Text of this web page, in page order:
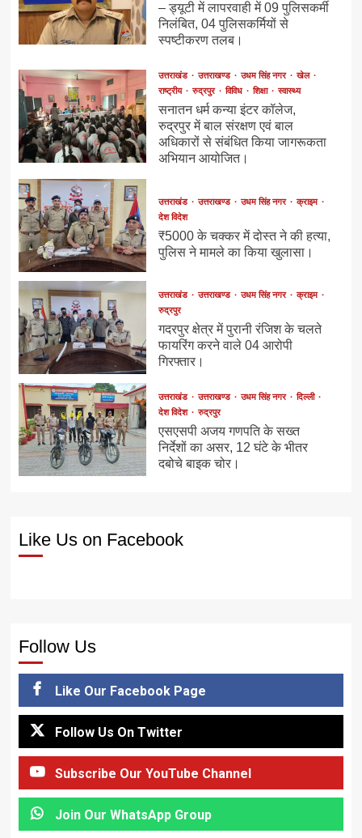
– ड्यूटी में लापरवाही में 09 पुलिसकर्मी
निलंबित, 04 पुलिसकर्मियों से
स्पष्टीकरण तलब।
उत्तराखंड उत्तराखण्ड उधम सिंह नगर
खेल
राष्ट्रीय
रुद्रपुर विविध शिक्षा स्वास्थ्य
सनातन धर्म कन्या इंटर कॉलेज,
रुद्रपुर में बाल संरक्षण एवं बाल
अधिकारों से संबंधित किया जागरूकता
अभियान आयोजित।
उत्तराखंड उत्तराखण्ड उधम सिंह नगर
क्राइम
देश विदेश
₹5000 के चक्कर में दोस्त ने की हत्या,
पुलिस ने मामले का किया खुलासा।
उत्तराखंड उत्तराखण्ड उधम सिंह नगर
क्राइम
रुद्रपुर
गदरपुर क्षेत्र में पुरानी रंजिश के चलते
फायरिंग करने वाले 04 आरोपी
गिरफ्तार।
उत्तराखंड उत्तराखण्ड उधम सिंह नगर
दिल्ली
देश विदेश
रुद्रपुर
एसएसपी अजय गणपति के सख्त
निर्देशों का असर, 12 घंटे के भीतर
दबोचे बाइक चोर।
Like Us on Facebook
Follow Us
Like Our Facebook Page
Follow Us On Twitter
Subscribe Our YouTube Channel
Join Our WhatsApp Group